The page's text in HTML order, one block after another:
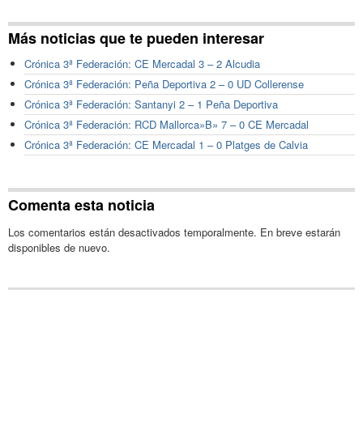
Más noticias que te pueden interesar
Crónica 3ª Federación: CE Mercadal 3 – 2 Alcudia
Crónica 3ª Federación: Peña Deportiva 2 – 0 UD Collerense
Crónica 3ª Federación: Santanyi 2 – 1 Peña Deportiva
Crónica 3ª Federación: RCD Mallorca»B» 7 – 0 CE Mercadal
Crónica 3ª Federación: CE Mercadal 1 – 0 Platges de Calvia
Comenta esta noticia
Los comentarios están desactivados temporalmente. En breve estarán
disponibles de nuevo.